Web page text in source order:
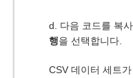
d. 다음 코드를 복
행을 선택합니다.
CSV 데이터 세트